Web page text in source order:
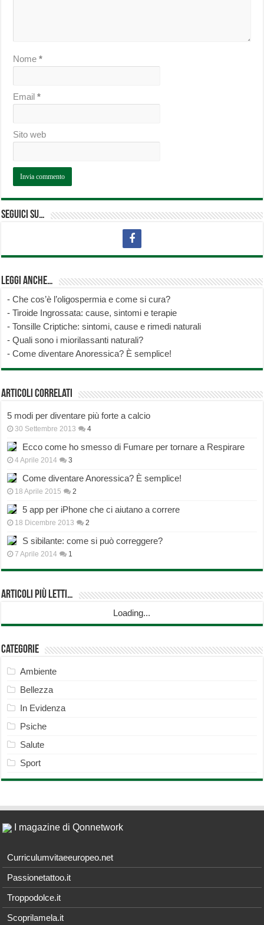
Nome*
Email*
Sito web
Seguici su…
Leggi anche…
-Che cos’è l’oligospermia e come si cura?
-Tiroide Ingrossata: cause, sintomi e terapie
-Tonsille Criptiche: sintomi, cause e rimedi naturali
-Quali sono i miorilassanti naturali?
-Come diventare Anoressica? È semplice!
Articoli correlati
5 modi per diventare più forte a calcio
30 Settembre 2013 4
Ecco come ho smesso di Fumare per tornare a Respirare
4 Aprile 2014 3
Come diventare Anoressica? È semplice!
18 Aprile 2015 2
5 app per iPhone che ci aiutano a correre
18 Dicembre 2013 2
S sibilante: come si può correggere?
7 Aprile 2014 1
Articoli più Letti…
Loading...
Categorie
Ambiente
Bellezza
In Evidenza
Psiche
Salute
Sport
I magazine di Qonnetwork
Curriculumvitaeeuropeo.net
Passionetattoo.it
Troppodolce.it
Scoprilamela.it